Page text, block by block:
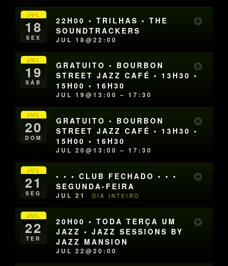
JUL
18
SEX
22H00 • TRILHAS • THE
SOUNDTRACKERS
JUL 18@22:00
JUL
19
SÁB
GRATUITO • BOURBON
STREET JAZZ CAFÉ • 13H30 •
15H00 • 16H30
JUL 19@13:00 – 17:30
JUL
20
DOM
GRATUITO • BOURBON
STREET JAZZ CAFÉ • 13H30 •
15H00 • 16H30
JUL 20@13:00 – 17:30
JUL
21
SEG
• • • CLUB FECHADO • • •
SEGUNDA-FEIRA
JUL 21 DIA INTEIRO
JUL
22
TER
20H00 • TODA TERÇA UM
JAZZ • JAZZ SESSIONS BY
JAZZ MANSION
JUL 22@20:00